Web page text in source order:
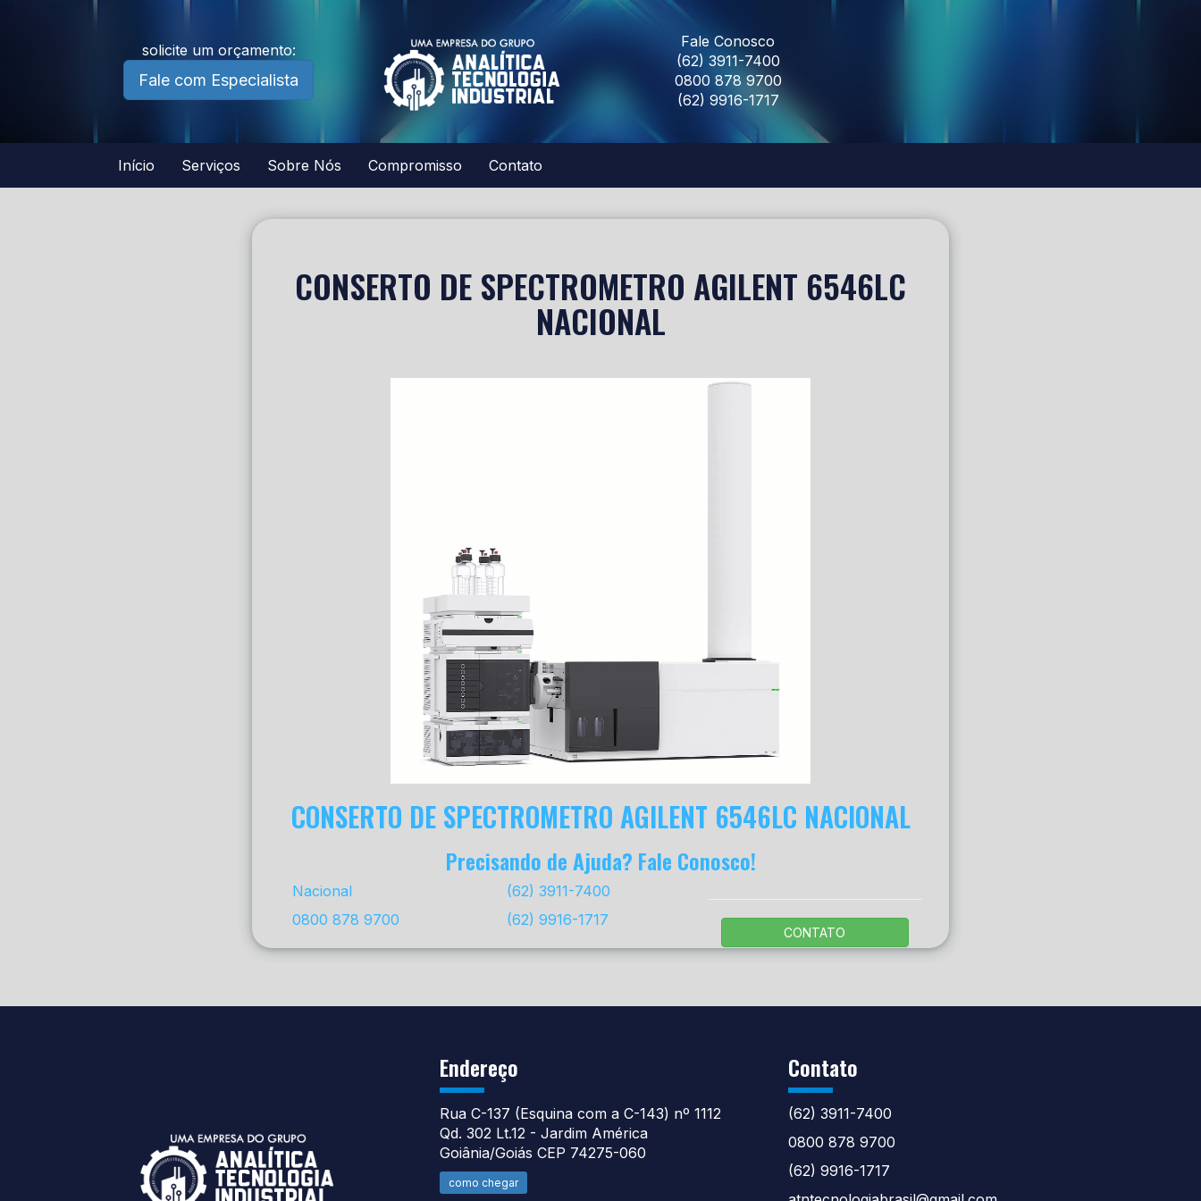
solicite um orçamento:
Fale com Especialista
Fale Conosco
(62) 3911-7400
0800 878 9700
(62) 9916-1717
Início Serviços Sobre Nós Compromisso Contato
CONSERTO DE SPECTROMETRO AGILENT 6546LC
NACIONAL
CONSERTO DE SPECTROMETRO AGILENT 6546LC NACIONAL
Precisando de Ajuda? Fale Conosco!
Nacional
0800 878 9700
(62) 3911-7400
(62) 9916-1717
CONTATO
Endereço
Rua C-137 (Esquina com a C-143) nº 1112
Qd. 302 Lt.12 - Jardim América
Goiânia/Goiás CEP 74275-060
como chegar
Contato
(62) 3911-7400
0800 878 9700
(62) 9916-1717